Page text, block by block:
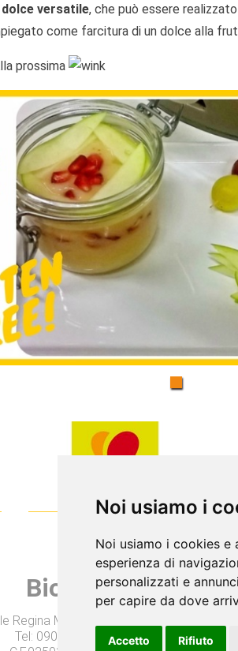
Noi usiamo i
Noi usiamo i cookies
esperienza di
personalizzati e
per capire da dove
Accetto Rifiuto
versatile, che può essere
come farcitura di un dolce alla
prossima
Biolis
Regina Margherita, 67
Tel: 090345071